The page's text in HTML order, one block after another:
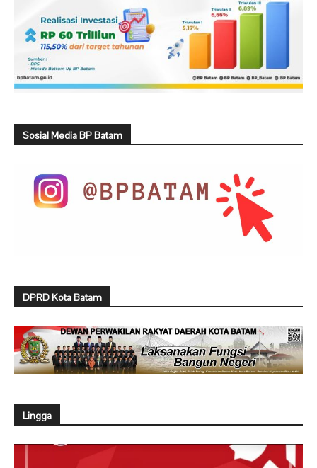
Sosial Media BP Batam
DPRD Kota Batam
Lingga